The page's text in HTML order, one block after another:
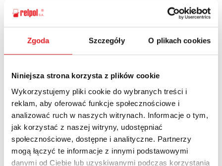
Zgoda Szczegóły O plikach cookies
Niniejsza strona korzysta z plików cookie
Wykorzystujemy pliki cookie do wybranych treści i
reklam, aby oferować funkcje społecznościowe i
analizować ruch w naszych witrynach. Informacje o tym,
jak korzystać z naszej witryny, udostępniać
społecznościowe, dostępne i analityczne. Partnerzy
mogą łączyć te informacje z innymi podstawowymi
danymi od Ciebie lub uzyskiwanymi podczas korzystania
Nowości Aktualności